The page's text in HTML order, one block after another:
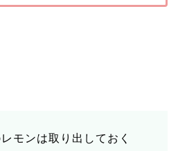
モンは取り出しておく